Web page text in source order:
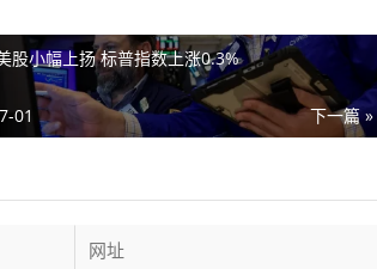
股小幅上扬 标普指数上涨0.3%
下一篇 »
01